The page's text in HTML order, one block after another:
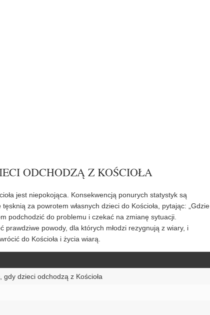
ODCHODZĄ Z KOŚCIOŁA
jest niepokojąca. Konsekwencją ponurych statystyk są
za powrotem własnych dzieci do Kościoła, pytając: „Gdzie
podchodzić do problemu i czekać na zmianę sytuacji.
powody, dla których młodzi rezygnują z wiary, i
do Kościoła i życia wiarą.
gdy dzieci odchodzą z Kościoła